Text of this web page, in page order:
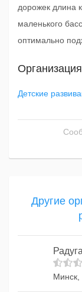
дорожек длина
маленького
оптимально
Детские
Другие
Минск,